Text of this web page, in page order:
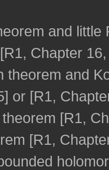
and little
Chapter
theorem and
or [R1,
[R1,
[R1,